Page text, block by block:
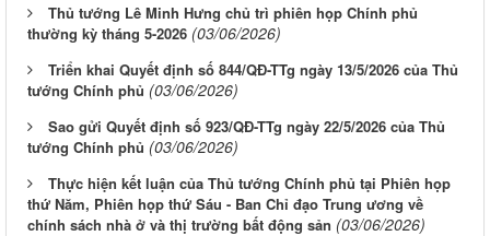
Thủ tướng Lê Minh Hưng chủ trì phiên họp Chính phủ
thường kỳ tháng 5-2026 (03/06/2026)
Triển khai Quyết định số 844/QĐ-TTg ngày 13/5/2026 của Thủ
tướng Chính phủ (03/06/2026)
Sao gửi Quyết định số 923/QĐ-TTg ngày 22/5/2026 của Thủ
tướng Chính phủ (03/06/2026)
Thực hiện kết luận của Thủ tướng Chính phủ tại Phiên họp
thứ Năm, Phiên họp thứ Sáu - Ban Chỉ đạo Trung ương về
chính sách nhà ở và thị trường bất động sản (03/06/2026)